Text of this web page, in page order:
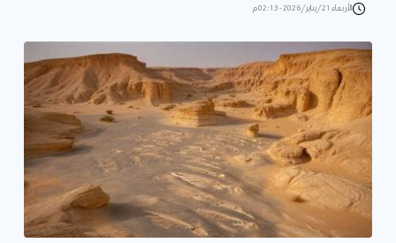
الأربعاء 21/يناير/2026 - 02:13 م